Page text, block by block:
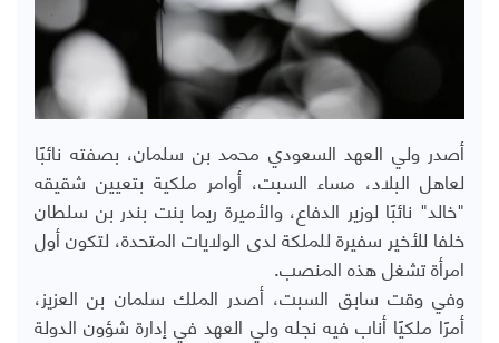
أصدر ولي العهد السعودي محمد بن سلمان، بصفته نائبًا
لعاهل البلاد، مساء السبت، أوامر ملكية بتعيين شقيقه
"خالد" نائبًا لوزير الدفاع، والأميرة ريما بنت بندر بن سلطان
خلفا للأخير سفيرة للملكة لدى الولايات المتحدة، لتكون أول
امرأة تشغل هذه المنصب.
وفي وقت سابق السبت، أصدر الملك سلمان بن العزيز،
أمرًا ملكيًا أناب فيه نجله ولي العهد في إدارة شؤون الدولة